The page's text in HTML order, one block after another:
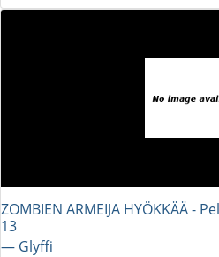
ZOMBIEN ARMEIJA HYÖKKÄÄ -
13
― Glyffi